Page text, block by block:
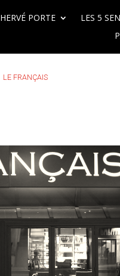
HERVÉ PORTE LES 5
LE FRANÇAIS